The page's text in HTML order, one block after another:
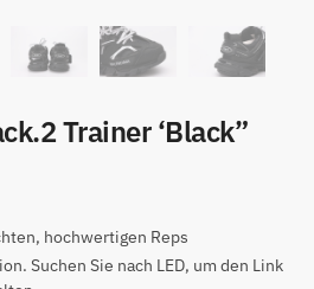
Trainer ‘Black”
hochwertigen Reps
Suchen Sie nach LED, um den Link